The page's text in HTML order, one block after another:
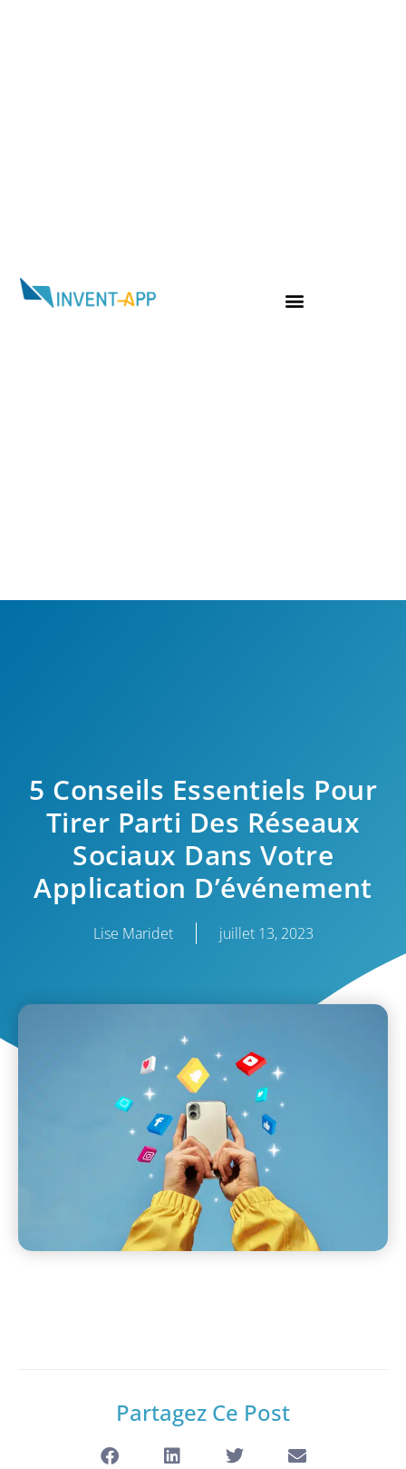
5 Conseils Essentiels Pour
Tirer Parti Des Réseaux
Sociaux Dans Votre
Application D’événement
Lise Maridet juillet 13, 2023
Partagez Ce Post